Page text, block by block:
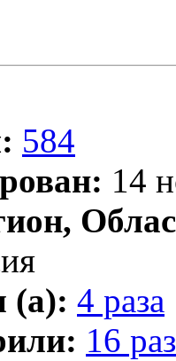
584
14
(а): 4 раза
16 раз